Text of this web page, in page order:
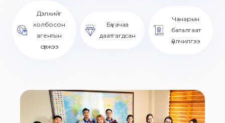
Дэлхийг
холбосон
агентын
сүлжээ
Бүх ачаа
даатгагдсан
Чанарын
баталгаат
үйлчилгээ